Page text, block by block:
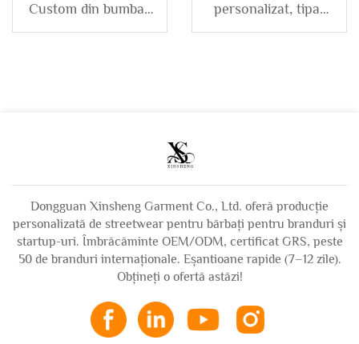
Custom din bumbac
greu, marime mare,
bărbați
personalizat, tipar
DTG imprimație,
pentru bărbați
Dongguan Xinsheng Garment Co., Ltd. oferă producție
personalizată de streetwear pentru bărbați pentru branduri și
startup-uri. Îmbrăcăminte OEM/ODM, certificat GRS, peste
50 de branduri internaționale. Eșantioane rapide (7–12 zile).
Obțineți o ofertă astăzi!